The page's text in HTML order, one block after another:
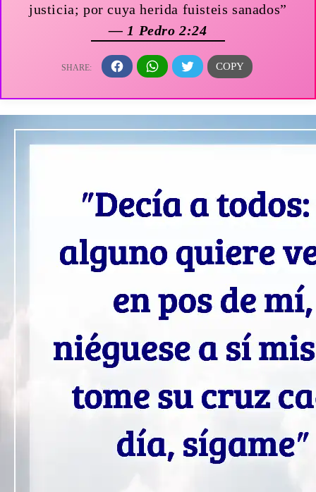
justicia; por cuya herida fuisteis sanados”
— 1 Pedro 2:24